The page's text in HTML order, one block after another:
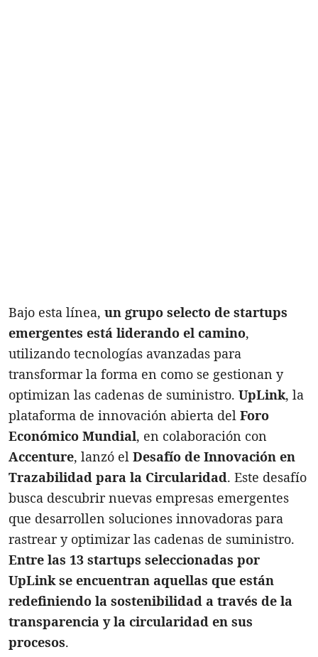
Bajo esta línea, un grupo selecto de startups
emergentes está liderando el camino,
utilizando tecnologías avanzadas para
transformar la forma en como se gestionan y
optimizan las cadenas de suministro. UpLink, la
plataforma de innovación abierta del Foro
Económico Mundial, en colaboración con
Accenture, lanzó el Desafío de Innovación en
Trazabilidad para la Circularidad. Este desafío
busca descubrir nuevas empresas emergentes
que desarrollen soluciones innovadoras para
rastrear y optimizar las cadenas de suministro.
Entre las 13 startups seleccionadas por
UpLink se encuentran aquellas que están
redefiniendo la sostenibilidad a través de la
transparencia y la circularidad en sus
procesos.